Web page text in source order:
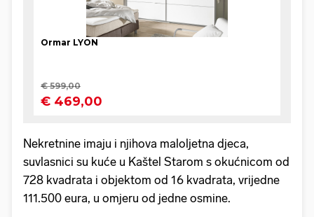
Nekretnine imaju i njihova maloljetna djeca,
suvlasnici su kuće u Kaštel Starom s okućnicom od
728 kvadrata i objektom od 16 kvadrata, vrijedne
111.500 eura, u omjeru od jedne osmine.